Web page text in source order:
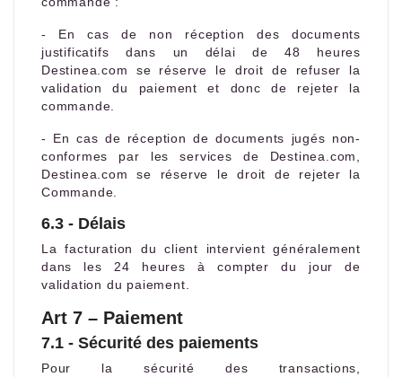
- En cas de non réception des documents
justificatifs dans un délai de 48 heures
Destinea.com se réserve le droit de refuser la
validation du paiement et donc de rejeter la
commande.
- En cas de réception de documents jugés non-
conformes par les services de Destinea.com,
Destinea.com se réserve le droit de rejeter la
Commande.
6.3 - Délais
La facturation du client intervient généralement
dans les 24 heures à compter du jour de
validation du paiement.
Art 7 – Paiement
7.1 - Sécurité des paiements
Pour la sécurité des transactions,